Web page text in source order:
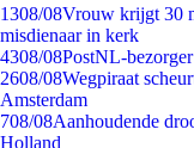
1308/08Vrouw krijgt 30
misdienaar in kerk
4308/08PostNL-
2608/08Wegpiraat
Amsterdam
708/08Aanhoudende
Holland